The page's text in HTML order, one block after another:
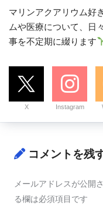
マリンアクアリウム好
ムや医療について、日
事を不定期に綴ります
X Instagram
コメントを残
メールアドレスが公開
る欄は必須項目です